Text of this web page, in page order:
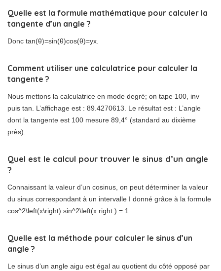
Quelle est la formule mathématique pour calculer la
tangente d’un angle ?
Donc tan(θ)=sin(θ)cos(θ)=yx.
Comment utiliser une calculatrice pour calculer la
tangente ?
Nous mettons la calculatrice en mode degré; on tape 100, inv
puis tan. L’affichage est : 89.4270613. Le résultat est : L’angle
dont la tangente est 100 mesure 89,4° (standard au dixième
près).
Quel est le calcul pour trouver le sinus d’un angle
?
Connaissant la valeur d’un cosinus, on peut déterminer la valeur
du sinus correspondant à un intervalle I donné grâce à la formule
cos^2\left(x\right) sin^2\left(x right ) = 1.
Quelle est la méthode pour calculer le sinus d’un
angle ?
Le sinus d’un angle aigu est égal au quotient du côté opposé par